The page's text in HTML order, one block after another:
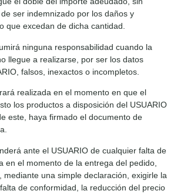
ser indemnizado por los daños y
que excedan de dicha cantidad.
ninguna responsabilidad cuando la
llegue a realizarse, por ser los datos
falsos, inexactos o incompletos.
realizada en el momento en que el
los productos a disposición del USUARIO
este, haya firmado el documento de
ante el USUARIO de cualquier falta de
en el momento de la entrega del pedido,
mediante una simple declaración, exigirle la
de conformidad, la reducción del precio